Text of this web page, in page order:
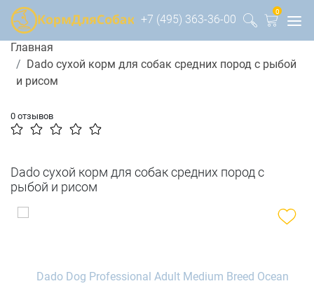
+7 (495) 363-36-00
0
Главная
Dado сухой корм для собак средних пород с рыбой
и рисом
0 отзывов
Dado сухой корм для собак средних пород с
рыбой и рисом